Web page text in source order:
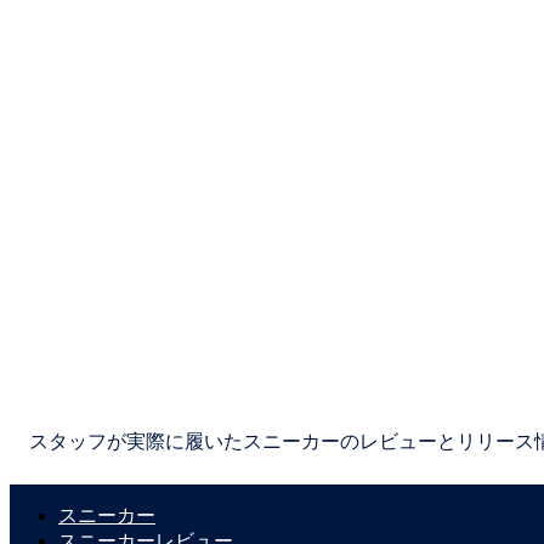
スタッフが実際に履いたスニーカーのレビューとリリース
スニーカー